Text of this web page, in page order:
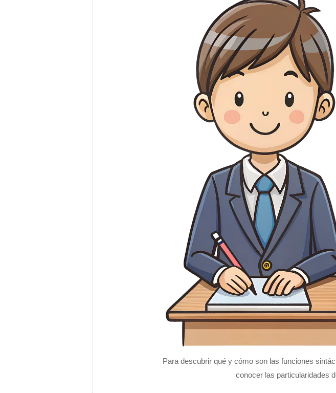
Para descubrir qué y cómo son las funciones
conocer las particularidades